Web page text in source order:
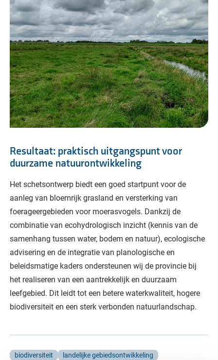
Resultaat: praktisch uitgangspunt voor
duurzame natuurontwikkeling
Het schetsontwerp biedt een goed startpunt voor de
aanleg van bloemrijk grasland en versterking van
foerageergebieden voor moerasvogels. Dankzij de
combinatie van ecohydrologisch inzicht (kennis van de
samenhang tussen water, bodem en natuur), ecologische
advisering en de integratie van planologische en
beleidsmatige kaders ondersteunen wij de provincie bij
het realiseren van een aantrekkelijk en duurzaam
leefgebied. Dit leidt tot een betere waterkwaliteit, hogere
biodiversiteit en een sterk verbonden natuurlandschap.
biodiversiteit landelijke gebiedsontwikkeling